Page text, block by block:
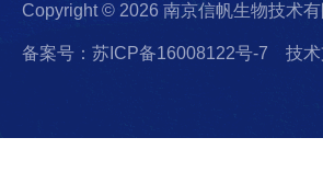
Copyright © 2026 南京信帆生物技术
备案号：苏ICP备16008122号-7 技